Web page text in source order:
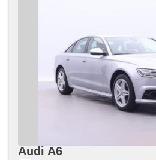
Audi A6